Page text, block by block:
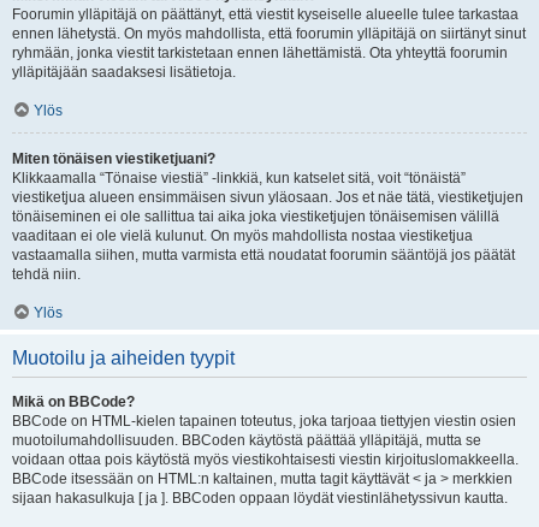
Foorumin ylläpitäjä on päättänyt, että viestit kyseiselle alueelle tulee tarkastaa
ennen lähetystä. On myös mahdollista, että foorumin ylläpitäjä on siirtänyt sinut
ryhmään, jonka viestit tarkistetaan ennen lähettämistä. Ota yhteyttä foorumin
ylläpitäjään saadaksesi lisätietoja.
Ylös
Miten tönäisen viestiketjuani?
Klikkaamalla “Tönaise viestiä” -linkkiä, kun katselet sitä, voit “tönäistä”
viestiketjua alueen ensimmäisen sivun yläosaan. Jos et näe tätä, viestiketjujen
tönäiseminen ei ole sallittua tai aika joka viestiketjujen tönäisemisen välillä
vaaditaan ei ole vielä kulunut. On myös mahdollista nostaa viestiketjua
vastaamalla siihen, mutta varmista että noudatat foorumin sääntöjä jos päätät
tehdä niin.
Ylös
Muotoilu ja aiheiden tyypit
Mikä on BBCode?
BBCode on HTML-kielen tapainen toteutus, joka tarjoaa tiettyjen viestin osien
muotoilumahdollisuuden. BBCoden käytöstä päättää ylläpitäjä, mutta se
voidaan ottaa pois käytöstä myös viestikohtaisesti viestin kirjoituslomakkeella.
BBCode itsessään on HTML:n kaltainen, mutta tagit käyttävät < ja > merkkien
sijaan hakasulkuja [ ja ]. BBCoden oppaan löydät viestinlähetyssivun kautta.